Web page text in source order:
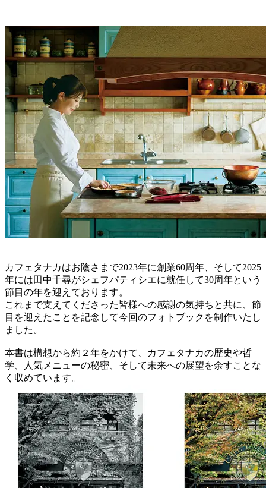
カフェタナカはお陰さまで2023年に創業60周年、そして2025
年には田中千尋がシェフパティシエに就任して30周年という
節目の年を迎えております。
これまで支えてくださった皆様への感謝の気持ちと共に、節
目を迎えたことを記念して今回のフォトブックを制作いたし
ました。
本書は構想から約２年をかけて、カフェタナカの歴史や哲
学、人気メニューの秘密、そして未来への展望を余すことな
く収めています。